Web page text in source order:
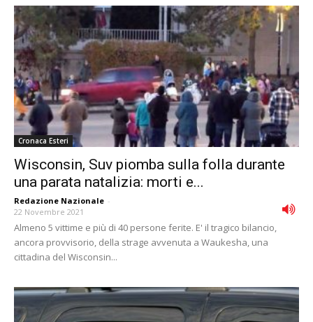
Cronaca Esteri
Wisconsin, Suv piomba sulla folla durante
una parata natalizia: morti e...
Redazione Nazionale -
22 Novembre 2021
Almeno 5 vittime e più di 40 persone ferite. E' il tragico bilancio,
ancora provvisorio, della strage avvenuta a Waukesha, una
cittadina del Wisconsin...